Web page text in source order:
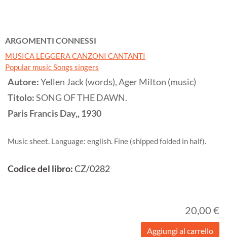
ARGOMENTI CONNESSI
MUSICA LEGGERA CANZONI CANTANTI
Popular music Songs singers
Autore:Yellen Jack (words), Ager Milton (music)
Titolo:SONG OF THE DAWN.
ParisFrancis Day,,1930
Music sheet. Language: english. Fine (shipped folded in half).
Codice del libro:CZ/0282
20,00 €